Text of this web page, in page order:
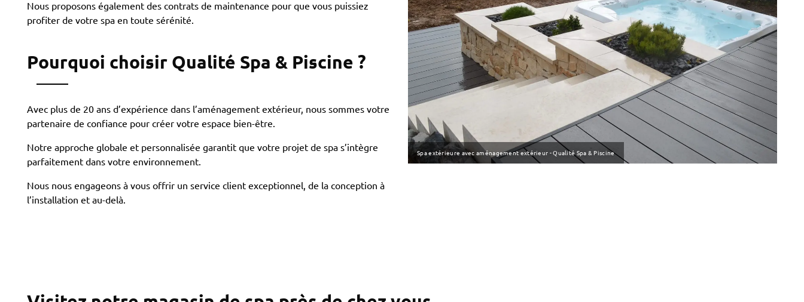
Nous proposons également des contrats de maintenance pour que vous puissiez
profiter de votre spa en toute sérénité.
Pourquoi choisir Qualité Spa & Piscine ?
Avec plus de 20 ans d’expérience dans l’aménagement extérieur, nous sommes votre
partenaire de confiance pour créer votre espace bien-être.
Notre approche globale et personnalisée garantit que votre projet de spa s’intègre
parfaitement dans votre environnement.
Nous nous engageons à vous offrir un service client exceptionnel, de la conception à
l’installation et au-delà.
Spa extérieure avec aménagement extérieur - Qualité Spa & Piscine